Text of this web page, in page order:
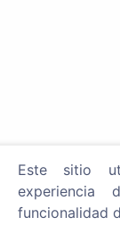
Este sitio
experiencia
funcionalidad